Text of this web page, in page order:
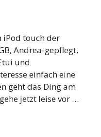
iPod touch der
Andrea-gepflegt,
und
einfach eine
geht das Ding am
jetzt leise vor …